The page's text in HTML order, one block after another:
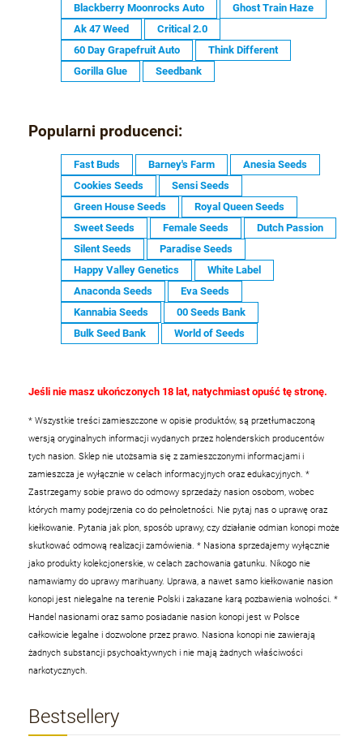
Blackberry Moonrocks Auto
Ghost Train Haze
Ak 47 Weed
Critical 2.0
60 Day Grapefruit Auto
Think Different
Gorilla Glue
Seedbank
Popularni producenci:
Fast Buds Barney's Farm
Anesia Seeds
Cookies Seeds
Sensi Seeds
Green House Seeds
Royal Queen Seeds
Sweet Seeds
Female Seeds
Dutch Passion
Silent Seeds
Paradise Seeds
Happy Valley Genetics
White Label
Anaconda Seeds
Eva Seeds
Kannabia Seeds
00 Seeds Bank
Bulk Seed Bank
World of Seeds
Jeśli nie masz ukończonych 18 lat, natychmiast opuść tę stronę.
* Wszystkie treści zamieszczone w opisie produktów, są przetłumaczoną
wersją oryginalnych informacji wydanych przez holenderskich producentów
tych nasion. Sklep nie utożsamia się z zamieszczonymi informacjami i
zamieszcza je wyłącznie w celach informacyjnych oraz edukacyjnych. *
Zastrzegamy sobie prawo do odmowy sprzedaży nasion osobom, wobec
których mamy podejrzenia co do pełnoletności. Nie pytaj nas o uprawę oraz
kiełkowanie. Pytania jak plon, sposób uprawy, czy działanie odmian konopi może
skutkować odmową realizacji zamówienia. * Nasiona sprzedajemy wyłącznie
jako produkty kolekcjonerskie, w celach zachowania gatunku. Nikogo nie
namawiamy do uprawy marihuany. Uprawa, a nawet samo kiełkowanie nasion
konopi jest nielegalne na terenie Polski i zakazane karą pozbawienia wolności. *
Handel nasionami oraz samo posiadanie nasion konopi jest w Polsce
całkowicie legalne i dozwolone przez prawo. Nasiona konopi nie zawierają
żadnych substancji psychoaktywnych i nie mają żadnych właściwości
narkotycznych.
Bestsellery